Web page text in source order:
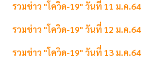
รวมข่าว "โควิด-19" วันที่ 11 ม.ค.64
รวมข่าว "โควิด-19" วันที่ 12 ม.ค.64
รวมข่าว "โควิด-19" วันที่ 13 ม.ค.64